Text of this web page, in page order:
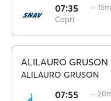
07:35
Capri
··
ALILAURO GRUSON
ALILAURO GRUSON
07:55 ··